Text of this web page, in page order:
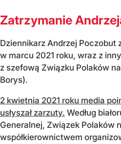
Zatrzymanie
Dziennikarz Andrzej Poczobut
w marcu 2021 roku, wraz z
z szefową Związku Polaków
Borys).
2 kwietnia 2021 roku media
usłyszał zarzuty. Według
Generalnej, Związek Polaków
współkierownictwem